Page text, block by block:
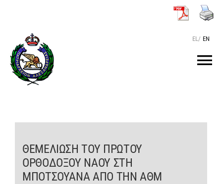
περιεχόμενο
EL/ EN
ΤΟ ΠΑΤΡΙΑΡΧΕΙΟ
ΘΕΜΕΛΙΩΣΗ ΤΟΥ ΠΡΩΤΟΥ
ΟΡΘΟΔΟΞΟΥ ΝΑΟΥ ΣΤΗ
ΜΠΟΤΣΟΥΑΝΑ ΑΠΟ ΤΗΝ ΑΘΜ